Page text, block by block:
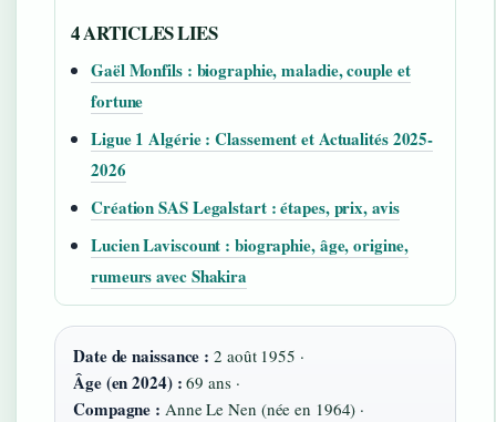
4 ARTICLES LIES
Gaël Monfils : biographie, maladie, couple et
fortune
Ligue 1 Algérie : Classement et Actualités 2025-
2026
Création SAS Legalstart : étapes, prix, avis
Lucien Laviscount : biographie, âge, origine,
rumeurs avec Shakira
Date de naissance : 2 août 1955 ·
Âge (en 2024) : 69 ans ·
Compagne : Anne Le Nen (née en 1964) ·